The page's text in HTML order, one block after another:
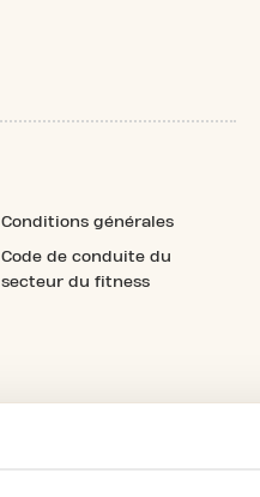
Conditions générales
Code de conduite du
secteur du fitness